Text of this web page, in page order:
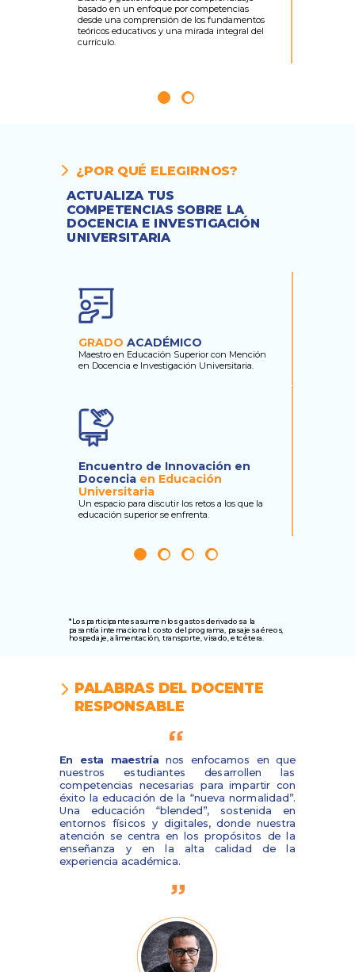
basado en un enfoque por competencias
desde una comprensión de los fundamentos
teóricos educativos y una mirada integral del
currículo.
PALABRAS DEL DOCENTE
RESPONSABLE
En esta maestría nos enfocamos en que
nuestros estudiantes desarrollen las
competencias necesarias para impartir con
éxito la educación de la “nueva normalidad”.
Una educación “blended”, sostenida en
entornos físicos y digitales, donde nuestra
atención se centra en los propósitos de la
enseñanza y en la alta calidad de la
experiencia académica.
¿POR QUÉ ELEGIRNOS?
ACTUALIZA TUS
COMPETENCIAS SOBRE LA
DOCENCIA E INVESTIGACIÓN
UNIVERSITARIA
*Los participantes asumen los gastos derivados a la
pasantía internacional: costo del programa, pasajes aéreos,
hospedaje, alimentación, transporte, visado, etcétera.
GRADO ACADÉMICO
Maestro en Educación Superior con Mención
en Docencia e Investigación Universitaria.
Encuentro de Innovación en
Docencia en Educación
Universitaria
Un espacio para discutir los retos a los que la
educación superior se enfrenta.